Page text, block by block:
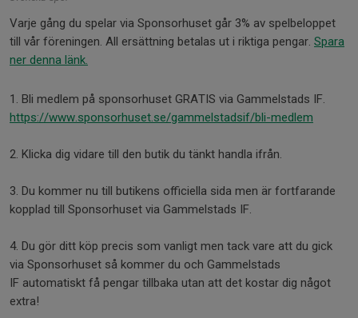
Varje gång du spelar via Sponsorhuset går 3% av spelbeloppet
till vår föreningen. All ersättning betalas ut i riktiga pengar. Spara
ner denna länk.
1. Bli medlem på sponsorhuset GRATIS via Gammelstads IF.
https://www.sponsorhuset.se/gammelstadsif/bli-medlem
2. Klicka dig vidare till den butik du tänkt handla ifrån.
3. Du kommer nu till butikens officiella sida men är fortfarande
kopplad till Sponsorhuset via Gammelstads IF.
4. Du gör ditt köp precis som vanligt men tack vare att du gick
via Sponsorhuset så kommer du och Gammelstads
IF automatiskt få pengar tillbaka utan att det kostar dig något
extra!